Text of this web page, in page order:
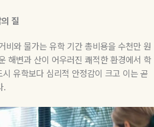
질
비와 물가는 유학 기간 총비용을 수천만 원
해변과 산이 어우러진 쾌적한 환경에서 학
시 유학보다 심리적 안정감이 크고 이는 곧
.